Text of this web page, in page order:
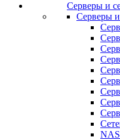
Серверы и
Серверы